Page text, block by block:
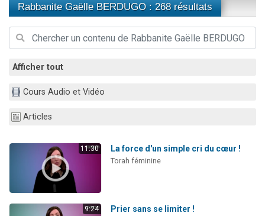
Rabbanite Gaëlle BERDUGO : 268 résultats
Afficher tout
Cours Audio et Vidéo
Articles
11:30 La force d'un simple cri du cœur !
Torah féminine
9:24 Prier sans se limiter !